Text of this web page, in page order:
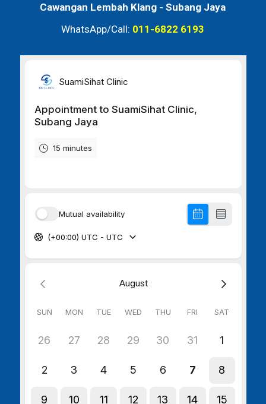
Cawangan Lembah Klang -Subang Jaya
WhatsApp/Call: 011-6822 6193